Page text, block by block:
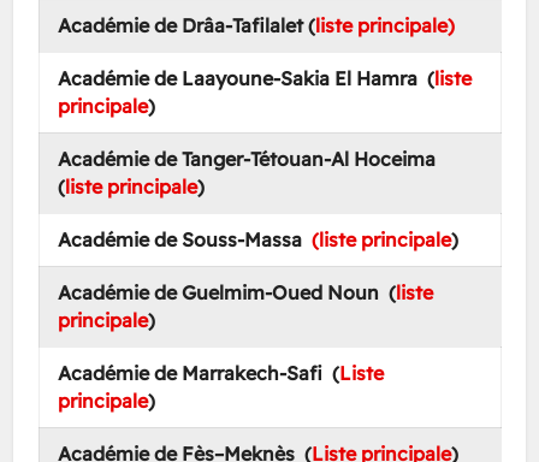
Académie de Drâa-Tafilalet (liste principale)
Académie de Laayoune-Sakia El Hamra (liste
principale)
Académie de Tanger-Tétouan-Al Hoceima
(liste principale)
Académie de Souss-Massa (liste principale)
Académie de Guelmim-Oued Noun (liste
principale)
Académie de Marrakech-Safi (Liste
principale)
Académie de Fès–Meknès (Liste principale)